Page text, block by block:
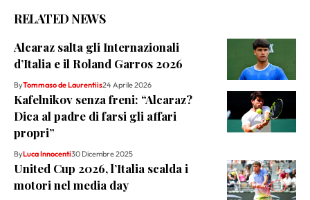
RELATED NEWS
Alcaraz salta gli Internazionali
d’Italia e il Roland Garros 2026
ByTommaso de Laurentiis24 Aprile 2026
Kafelnikov senza freni: “Alcaraz?
Dica al padre di farsi gli affari
propri”
ByLuca Innocenti30 Dicembre 2025
United Cup 2026, l’Italia scalda i
motori nel media day